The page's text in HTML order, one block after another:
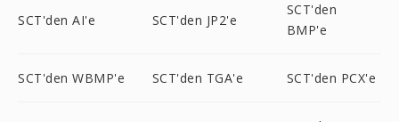
SCT'den AI'e SCT'den JP2'e
SCT'den
BMP'e
SCT'den WBMP'e SCT'den TGA'e SCT'den PCX'e